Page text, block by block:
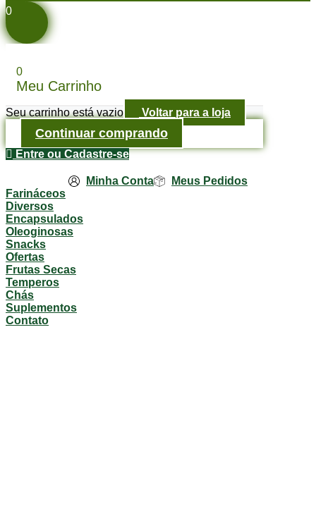
0
0
Meu Carrinho
Seu carrinho está vazio Voltar para a loja
Continuar comprando
Entre ou Cadastre-se
Minha Conta
Meus Pedidos
Farináceos
Diversos
Encapsulados
Oleoginosas
Snacks
Ofertas
Frutas Secas
Temperos
Chás
Suplementos
Contato